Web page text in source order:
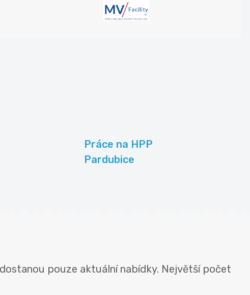
Práce na HPP
Pardubice
pouze aktuální nabídky. Největší počet